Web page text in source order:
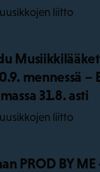
liitto
mennessä –
31.8. asti
liitto
PROD BY ME